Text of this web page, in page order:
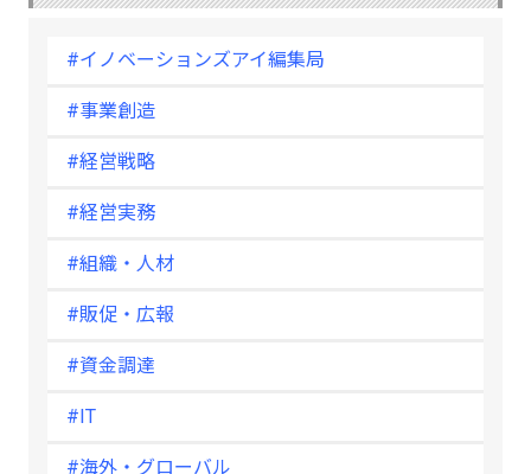
#イノベーションズアイ編集局
#事業創造
#経営戦略
#経営実務
#組織・人材
#販促・広報
#資金調達
#IT
#海外・グローバル